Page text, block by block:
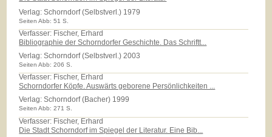
Verlag:Schorndorf (Selbstverl.) 1979
Seiten Abb: 51 S.
Verfasser: Fischer, Erhard
Bibliographie der Schorndorfer Geschichte. Das Schriftt...
Verlag:Schorndorf (Selbstverl.) 2003
Seiten Abb: 206 S.
Verfasser: Fischer, Erhard
Schorndorfer Köpfe. Auswärts geborene Persönlichkeiten ...
Verlag:Schorndorf (Bacher) 1999
Seiten Abb: 271 S.
Verfasser: Fischer, Erhard
Die Stadt Schorndorf im Spiegel der Literatur. Eine Bib...